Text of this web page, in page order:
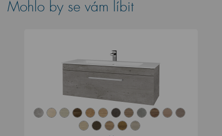
Mohlo by se vám líbit